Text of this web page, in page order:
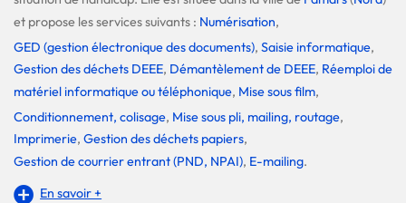
et propose les services suivants : Numérisation,
GED (gestion électronique des documents), Saisie informatique,
Gestion des déchets DEEE, Démantèlement de DEEE, Réemploi de
matériel informatique ou téléphonique, Mise sous film,
Conditionnement, colisage, Mise sous pli, mailing, routage,
Imprimerie, Gestion des déchets papiers,
Gestion de courrier entrant (PND, NPAI), E-mailing.
En savoir +